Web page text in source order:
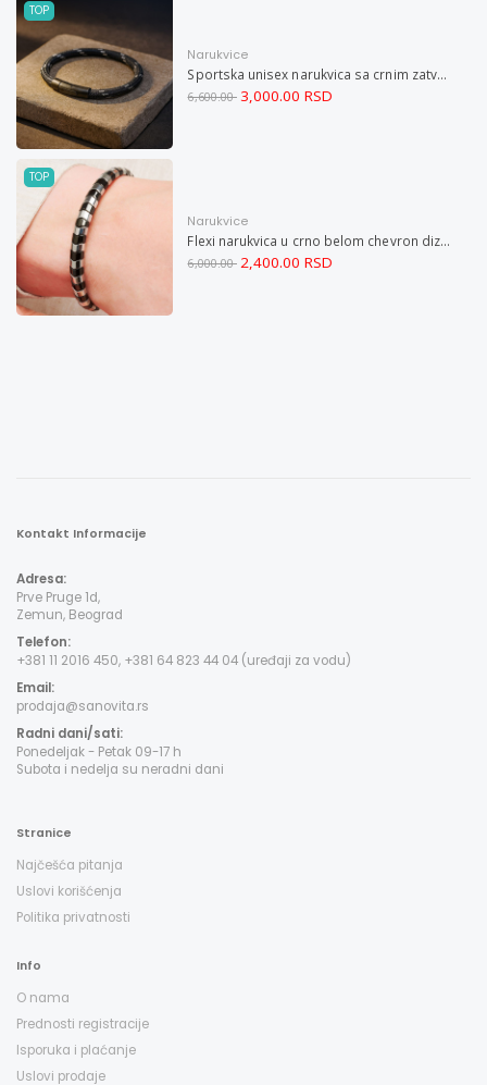
TOP
Narukvice
Sportska unisex narukvica sa crnim zatvaračem od nerđajućeg čelika i magnetom M
6,600.00 3,000.00 RSD
TOP
Narukvice
Flexi narukvica u crno belom chevron dizajnu M
6,000.00 2,400.00 RSD
Kontakt Informacije
Adresa:
Prve Pruge 1d,
Zemun, Beograd
Telefon:
+381 11 2016 450, +381 64 823 44 04 (uređaji za vodu)
Email:
prodaja@sanovita.rs
Radni dani/sati:
Ponedeljak - Petak 09-17 h
Subota i nedelja su neradni dani
Stranice
Najčešća pitanja
Uslovi korišćenja
Politika privatnosti
Info
O nama
Prednosti registracije
Isporuka i plaćanje
Uslovi prodaje